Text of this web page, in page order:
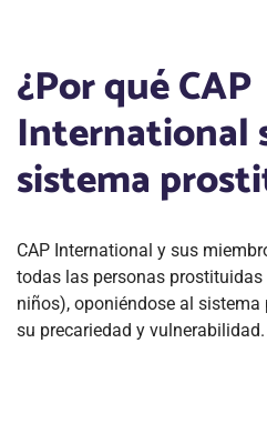
¿Por qué CAP
International
sistema
CAP International y sus
todas las personas prostituidas
niños), oponiéndose al
su precariedad y vulnerabilidad.